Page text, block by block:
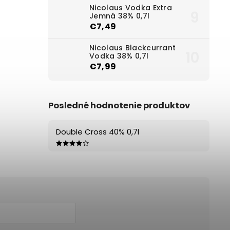
Nicolaus Vodka Extra
Jemná 38% 0,7l
€7,49
Nicolaus Blackcurrant
Vodka 38% 0,7l
€7,99
Posledné hodnotenie produktov
Double Cross 40% 0,7l